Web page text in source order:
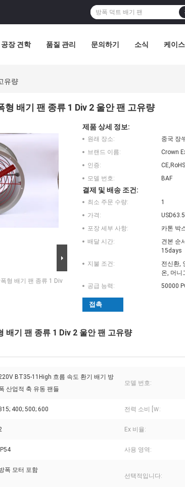
공장 견학 품질 관리 문의하기 소식 케이스
유량
형 배기 팬 종류 1 Div 2 울안 팬 고유량
형 배기 팬 종류 1 Div
제품 상세 정보:
원래 장소:
중국 장
브랜드 이름:
Crown
인증:
모델 번호:
BAF
결제 및 배송 조건:
최소 주문 수량:
1
가격:
포장 세부 사항:
카톤 박
배달 시간:
견본 순
15days
지불 조건:
전신환,
온, 머니
공급 능력:
50000
접촉
배기 팬 종류 1 Div 2 울안 팬 고유량
BT35-11High 흐름 속도 환기 배기 방
산업적 축 유동 팬들
모델 번호:
400; 500; 600 전력 소비 [Ｗ:
Ex 비율:
IP54 사용 영역:
폭 모터 포함
선택적입니다: